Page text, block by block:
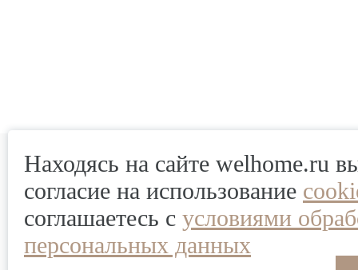
Находясь на сайте welhome.ru
согласие на использование
соглашаетесь с условиями
персональных данных